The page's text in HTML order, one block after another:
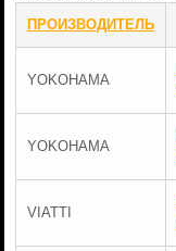
ПРОИЗВОДИТЕЛЬ
YOKOHAMA
YOKOHAMA
VIATTI